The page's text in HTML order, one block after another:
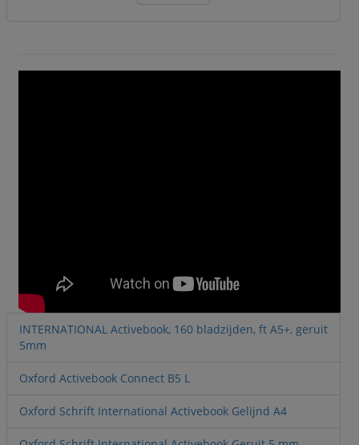
INTERNATIONAL Activebook, 160 bladzijden, ft A5+, geruit
5mm
Oxford Activebook Connect B5 L
Oxford Schrift International Activebook Gelijnd A4